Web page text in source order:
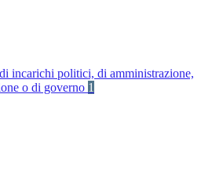
incarichi politici, di amministrazione,
o di governo 1